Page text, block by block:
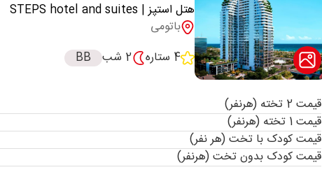
هتل استپز| STEPS hotel and suites
باتومی
4 ستاره
2 شب BB
قیمت 2 تخته (هرنفر)
قیمت 1 تخته (هرنفر)
قیمت کودک با تخت (هر نفر)
قیمت کودک بدون تخت (هرنفر)